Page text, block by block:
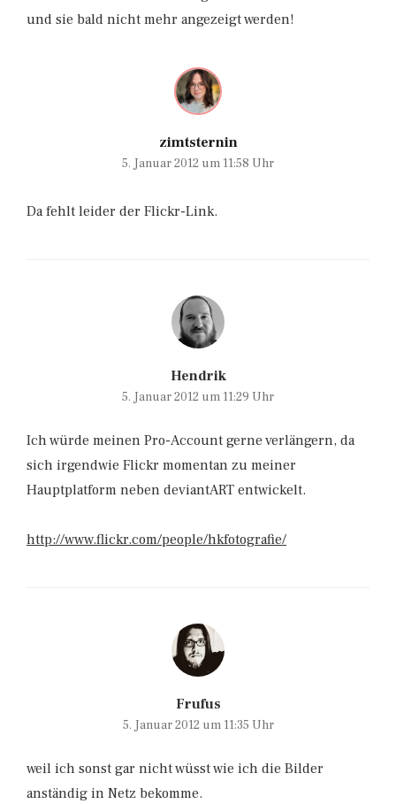
und sie bald nicht mehr angezeigt werden!
zimtsternin
5. Januar 2012 um 11:58 Uhr
Da fehlt leider der Flickr-Link.
Hendrik
5. Januar 2012 um 11:29 Uhr
Ich würde meinen Pro-Account gerne verlängern, da
sich irgendwie Flickr momentan zu meiner
Hauptplatform neben deviantART entwickelt.
http://www.flickr.com/people/hkfotografie/
Frufus
5. Januar 2012 um 11:35 Uhr
weil ich sonst gar nicht wüsst wie ich die Bilder
anständig in Netz bekomme.